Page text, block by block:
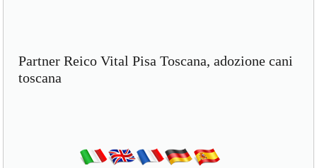
Partner Reico Vital Pisa Toscana, adozione cani
toscana